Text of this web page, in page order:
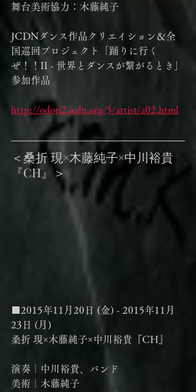
舞台美術協力：木藤純子
JCDNダンス作品クリエイション＆全
国巡回プロジェクト「踊りに行く
ぜ！！II - 世界とダンスが繋がるとき」
参加作品
http://odori2.jcdn.org/5/artist/a02.html
＜桑折 現×木藤純子×中川裕貴
『CH』＞
■2015年11月20日 (金) - 2015年11月
23日 (月)
桑折 現×木藤純子×中川裕貴『CH』
演奏｜中川裕貴、バンド
美術｜木藤純子